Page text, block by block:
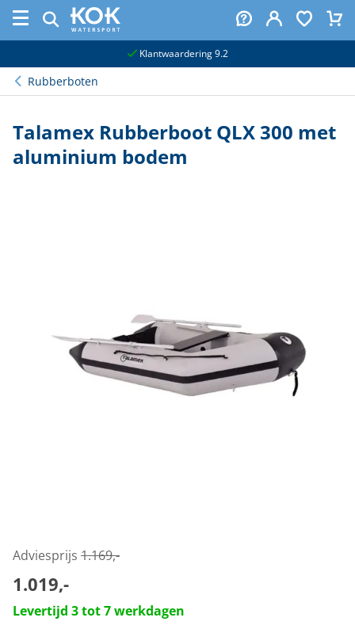
Klantwaardering 9.2
Rubberboten
Talamex Rubberboot QLX 300 met
aluminium bodem
Adviesprijs 1.169,-
1.019,-
Levertijd 3 tot 7 werkdagen